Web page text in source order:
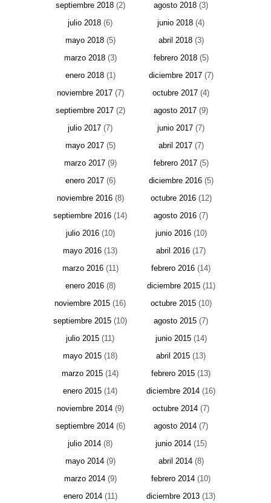
septiembre 2018(2) agosto 2018 (3)
julio 2018 (6) junio 2018 (4)
mayo 2018(5) abril 2018(3)
marzo 2018(3) febrero 2018(5)
enero 2018(1) diciembre 2017(7)
noviembre 2017(7) octubre 2017 (4)
septiembre 2017(2) agosto 2017 (9)
julio 2017 (7) junio 2017 (7)
mayo 2017(5) abril 2017(7)
marzo 2017(9) febrero 2017(5)
enero 2017(6) diciembre 2016(5)
noviembre 2016(8) octubre 2016(12)
septiembre 2016 (14) agosto 2016 (7)
julio 2016(10) junio 2016(10)
mayo 2016 (13) abril 2016 (17)
marzo 2016(11) febrero 2016 (14)
enero 2016(8) diciembre 2015(11)
noviembre 2015 (16) octubre 2015(10)
septiembre 2015 (10) agosto 2015 (7)
julio 2015 (11) junio 2015(14)
mayo 2015 (18) abril 2015 (13)
marzo 2015 (14) febrero 2015 (13)
enero 2015 (14) diciembre 2014 (16)
noviembre 2014(9) octubre 2014 (7)
septiembre 2014(6) agosto 2014 (7)
julio 2014 (8) junio 2014(15)
mayo 2014(9) abril 2014(8)
marzo 2014(9) febrero 2014 (10)
enero 2014(11) diciembre 2013 (13)